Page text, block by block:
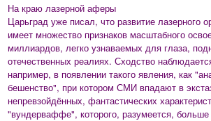
На краю лазерной аферы
Царьград уже писал, что развитие лазерного
имеет множество признаков масштабного
миллиардов, легко узнаваемых для глаза,
отечественных реалиях. Сходство
например, в появлении такого явления, как
бешенство", при котором СМИ впадают в
непревзойдённых, фантастических
"вундерваффе", которого, разумеется, больше